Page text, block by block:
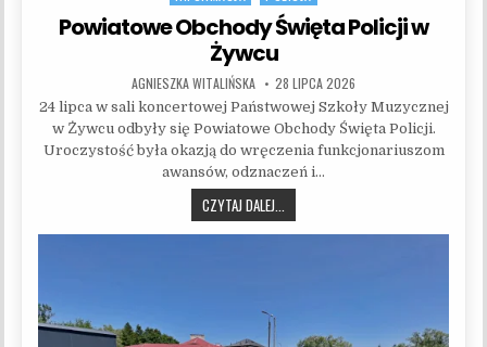
Powiatowe Obchody Święta Policji w
Żywcu
AUTHOR:
AGNIESZKA WITALIŃSKA PUBLISHED DATE:
28 LIPCA 2026
24 lipca w sali koncertowej Państwowej Szkoły Muzycznej
w Żywcu odbyły się Powiatowe Obchody Święta Policji.
Uroczystość była okazją do wręczenia funkcjonariuszom
awansów, odznaczeń i…
CZYTAJ DALEJ...